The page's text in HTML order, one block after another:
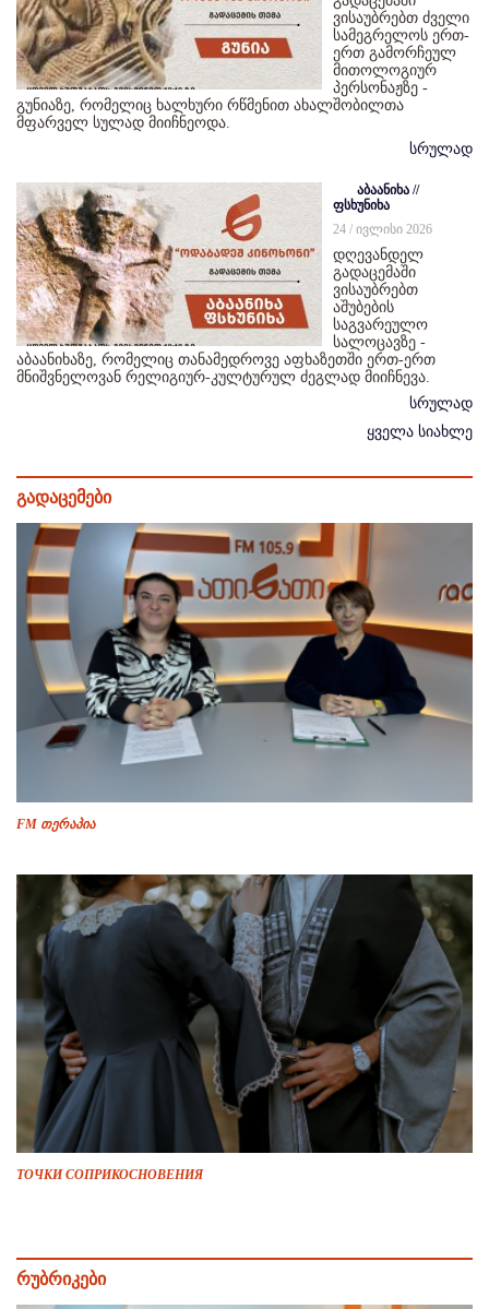
ვისაუბრებთ ძველი
სამეგრელოს ერთ-
ერთ გამორჩეულ
მითოლოგიურ
პერსონაჟზე -
გუნიაზე, რომელიც ხალხური რწმენით ახალშობილთა
მფარველ სულად მიიჩნეოდა.
სრულად
აბაანიხა //
ფსხუნიხა
24 / ივლისი 2026
დღევანდელ
გადაცემაში
ვისაუბრებთ
აშუბების
საგვარეულო
სალოცავზე -
აბაანიხაზე, რომელიც თანამედროვე აფხაზეთში ერთ-ერთ
მნიშვნელოვან რელიგიურ-კულტურულ ძეგლად მიიჩნევა.
სრულად
ყველა სიახლე
გადაცემები
FM თერაპია
ТОЧКИ СОПРИКОСНОВЕНИЯ
რუბრიკები